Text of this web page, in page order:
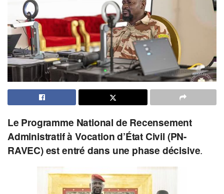
Le Programme National de Recensement
Administratif à Vocation d’État Civil (PN-
RAVEC) est entré dans une phase décisive.